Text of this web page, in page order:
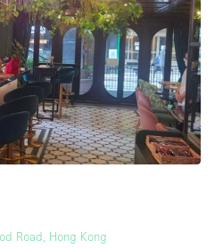
Road, Hong Kong